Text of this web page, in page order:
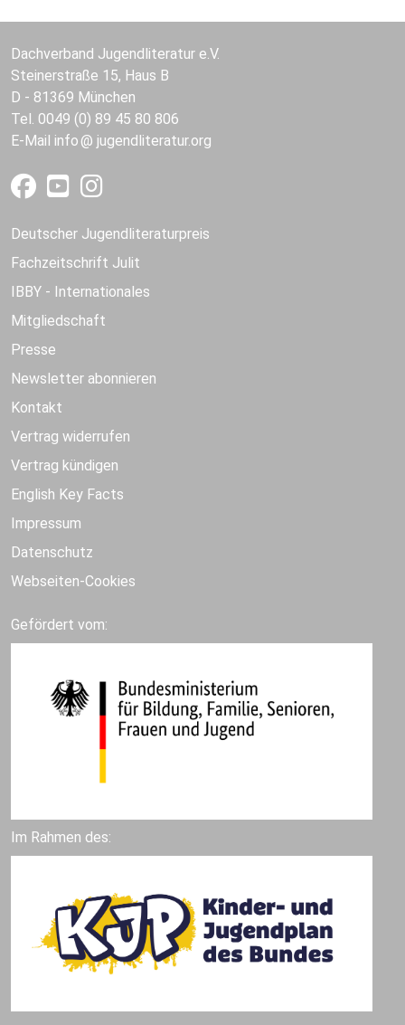
Dachverband Jugendliteratur e.V.
Steinerstraße 15, Haus B
D - 81369 München
Tel. 0049 (0) 89 45 80 806
E-Mail info jugendliteratur.org
Deutscher Jugendliteraturpreis
Fachzeitschrift Julit
IBBY - Internationales
Mitgliedschaft
Presse
Newsletter abonnieren
Kontakt
Vertrag widerrufen
Vertrag kündigen
English Key Facts
Impressum
Datenschutz
Webseiten-Cookies
Gefördert vom:
Im Rahmen des: